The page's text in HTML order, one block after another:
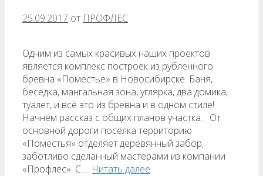
25.09.2017 от ПРОФЛЕС
Одним из самых красивых наших проектов
является комплекс построек из рубленного
бревна «Поместье» в Новосибирске. Баня,
беседка, мангальная зона, углярка, два домика,
туалет, и всё это из бревна и в одном стиле!
Начнём рассказ с общих планов участка. От
основной дороги посёлка территорию
«Поместья» отделяет деревянный забор,
заботливо сделанный мастерами из компании
«Профлес». С … Читать далее